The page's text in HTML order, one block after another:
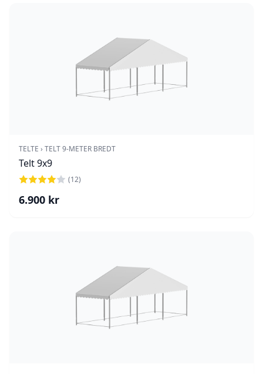
TELTE › TELT 9-METER BREDT
Telt 9x9
(12)
6.900 kr